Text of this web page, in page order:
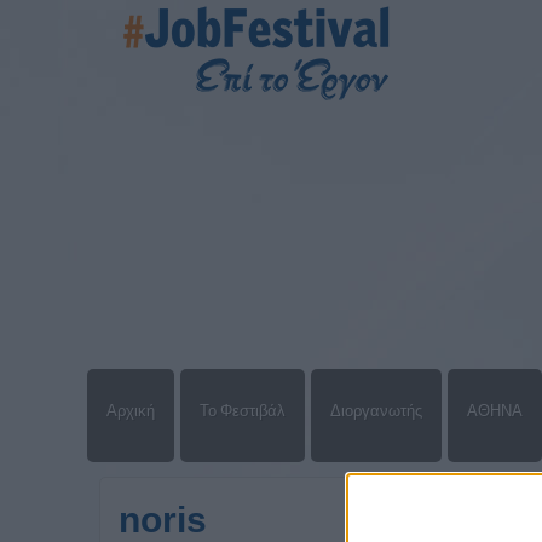
Αρχική Το Φεστιβάλ Διοργανωτής ΑΘΗΝΑ
noris